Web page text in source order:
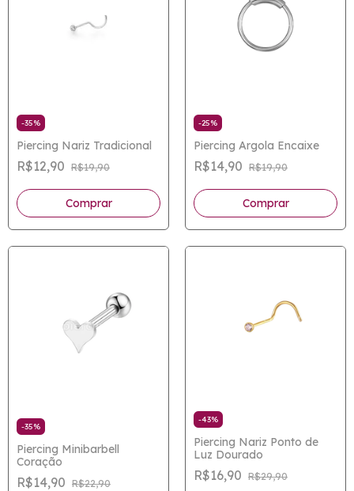
-35%
Piercing Nariz Tradicional
R$12,90 R$19,90
-25%
Piercing Argola Encaixe
R$14,90 R$19,90
-35%
Piercing Minibarbell
Coração
R$14,90 R$22,90
-43%
Piercing Nariz Ponto de
Luz Dourado
R$16,90 R$29,90